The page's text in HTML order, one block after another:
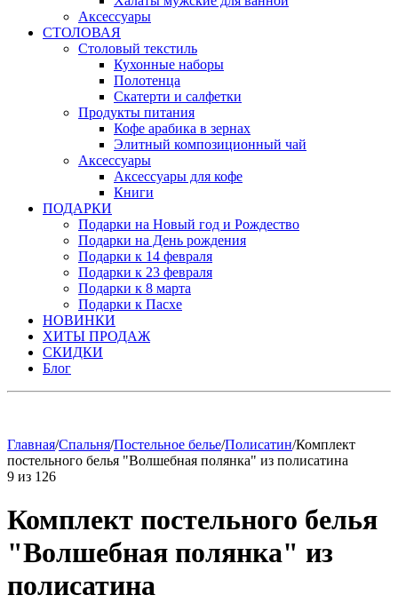
Аксессуары
СТОЛОВАЯ
Столовый текстиль
Кухонные наборы
Полотенца
Скатерти и салфетки
Продукты питания
Кофе арабика в зернах
Элитный композиционный чай
Аксессуары
Аксессуары для кофе
Книги
ПОДАРКИ
Подарки на Новый год и Рождество
Подарки на День рождения
Подарки к 14 февраля
Подарки к 23 февраля
Подарки к 8 марта
Подарки к Пасхе
НОВИНКИ
ХИТЫ ПРОДАЖ
СКИДКИ
Блог
Главная/Спальня/Постельное белье/Полисатин/Комплект
постельного белья "Волшебная полянка" из полисатина
9 из 126
Комплект постельного белья
"Волшебная полянка" из
полисатина